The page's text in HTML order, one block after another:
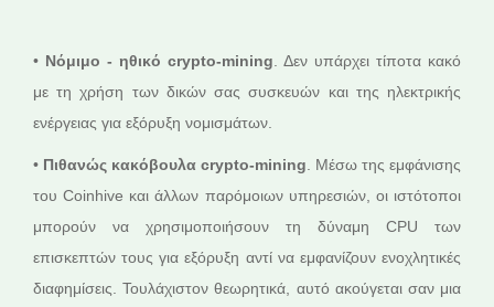
• Νόμιμο - ηθικό crypto-mining . Δεν υπάρχει τίποτα κακό
με τη χρήση των δικών σας συσκευών και της ηλεκτρικής
ενέργειας για εξόρυξη νομισμάτων.
• Πιθανώς κακόβουλα crypto-mining . Μέσω της εμφάνισης
του Coinhive και άλλων παρόμοιων υπηρεσιών, οι ιστότοποι
μπορούν να χρησιμοποιήσουν τη δύναμη CPU των
επισκεπτών τους για εξόρυξη αντί να εμφανίζουν ενοχλητικές
διαφημίσεις. Τουλάχιστον θεωρητικά, αυτό ακούγεται σαν μια